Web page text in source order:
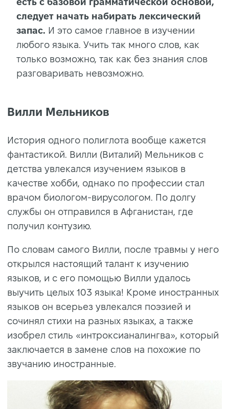
следует начать набирать лексический
запас. И это самое главное в изучении
любого языка. Учить так много слов, как
только возможно, так как без знания слов
разговаривать невозможно.
Вилли Мельников
История одного полиглота вообще кажется
фантастикой. Вилли (Виталий) Мельников с
детства увлекался изучением языков в
качестве хобби, однако по профессии стал
врачом биологом-вирусологом. По долгу
службы он отправился в Афганистан, где
получил контузию.
По словам самого Вилли, после травмы у него
открылся настоящий талант к изучению
языков, и с его помощью Вилли удалось
выучить целых 103 языка! Кроме иностранных
языков он всерьез увлекался поэзией и
сочинял стихи на разных языках, а также
изобрел стиль «интроксианалингва», который
заключается в замене слов на похожие по
звучанию иностранные.